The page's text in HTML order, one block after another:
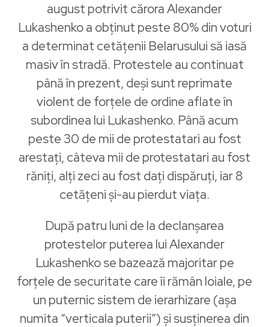
august potrivit cărora Alexander
Lukashenko a obținut peste 80% din voturi
a determinat cetățenii Belarusului să iasă
masiv în stradă. Protestele au continuat
până în prezent, deși sunt reprimate
violent de forțele de ordine aflate în
subordinea lui Lukashenko. Până acum
peste 30 de mii de protestatari au fost
arestați, câteva mii de protestatari au fost
răniți, alți zeci au fost dați dispăruți, iar 8
cetățeni și-au pierdut viața.
După patru luni de la declanșarea
protestelor puterea lui Alexander
Lukashenko se bazează majoritar pe
forțele de securitate care îi rămân loiale, pe
un puternic sistem de ierarhizare (așa
numita “verticala puterii”) și susținerea din